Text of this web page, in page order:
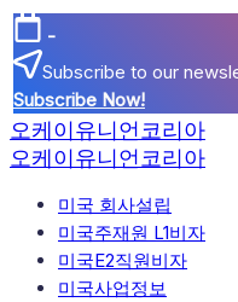
본
문
으
로
건
너
-
Subscribe to our
Subscribe Now!
오케이유니언코리아
오케이유니언코리아
미국 회사설립
미국주재원 L1비자
미국E2직원비자
미국사업정보